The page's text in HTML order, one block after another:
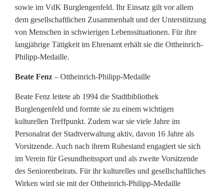
n
f
e
l
d
sowie im VdK Burglengenfeld. Ihr Einsatz gilt vor allem
dem gesellschaftlichen Zusammenhalt und der Unterstützung
von Menschen in schwierigen Lebenssituationen. Für ihre
langjährige Tätigkeit im Ehrenamt erhält sie die Ottheinrich-
Philipp-Medaille.
Beate Fenz – Ottheinrich-Philipp-Medaille
Beate Fenz leitete ab 1994 die Stadtbibliothek
Burglengenfeld und formte sie zu einem wichtigen
kulturellen Treffpunkt. Zudem war sie viele Jahre im
Personalrat der Stadtverwaltung aktiv, davon 16 Jahre als
Vorsitzende. Auch nach ihrem Ruhestand engagiert sie sich
im Verein für Gesundheitssport und als zweite Vorsitzende
des Seniorenbeirats. Für ihr kulturelles und gesellschaftliches
Wirken wird sie mit der Ottheinrich-Philipp-Medaille